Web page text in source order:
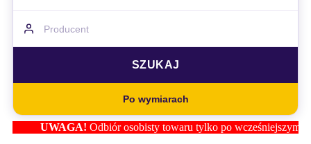
Po wymiarach
UWAGA!Odbiór osobisty towaru tylko po wcześniejszym